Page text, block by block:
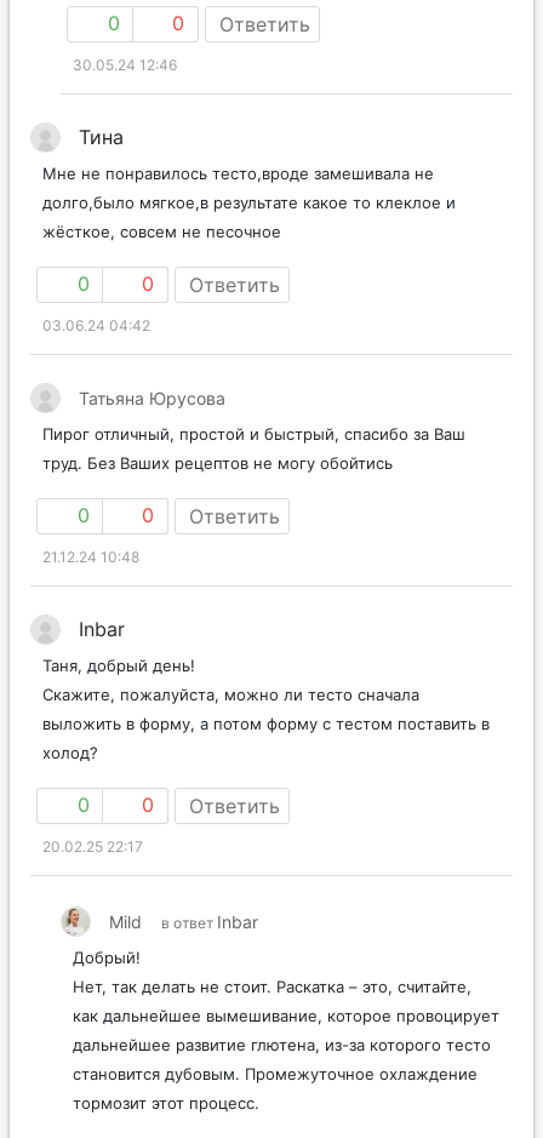
0 0 Ответить
30.05.24 12:46
Тина
Мне не понравилось тесто,вроде замешивала не
долго,было мягкое,в результате какое то клеклое и
жёсткое, совсем не песочное
0 0 Ответить
03.06.24 04:42
Татьяна Юрусова
Пирог отличный, простой и быстрый, спасибо за Ваш
труд. Без Ваших рецептов не могу обойтись
0 0 Ответить
21.12.24 10:48
Inbar
Таня, добрый день!
Скажите, пожалуйста, можно ли тесто сначала
выложить в форму, а потом форму с тестом поставить в
холод?
0 0 Ответить
20.02.25 22:17
Mild в ответ Inbar
Добрый!
Нет, так делать не стоит. Раскатка – это, считайте,
как дальнейшее вымешивание, которое провоцирует
дальнейшее развитие глютена, из-за которого тесто
становится дубовым. Промежуточное охлаждение
тормозит этот процесс.